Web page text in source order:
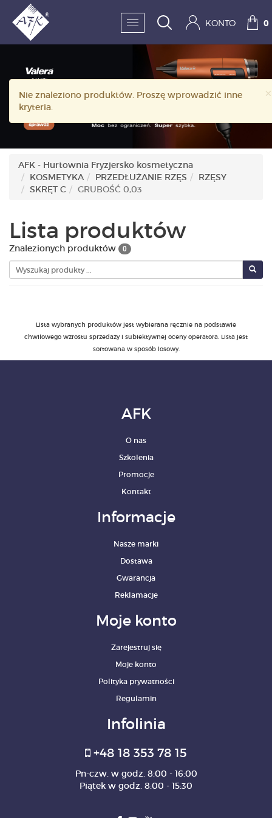
SKLEP:
FRYZJERSTWO
HIGIENA I DEZYNFEKC
PAZNOKCIE
MĘŻCZYZNA
POLECAMY
SZKOLENIA
O NAS
KONTO 0
AFK - Hurtownia Fryzjersko kosmetyczna
KOSMETYKA
PRZEDŁUŻANIE RZĘS
RZĘSY
SKRĘT C
GRUBOŚĆ 0,03
Lista produktów
Znalezionych produktów 0
×
Nie znaleziono produktów. Proszę wprowadzić inne
kryteria.
Lista wybranych produktów jest wybierana ręcznie na podstawie
chwilowego wzrostu sprzedaży i subiektywnej oceny operatora. Lista jest
sortowana w sposób losowy.
AFK
O nas
Szkolenia
Promocje
Kontakt
Informacje
Nasze marki
Dostawa
Gwarancja
Reklamacje
Moje konto
Zarejestruj się
Moje konto
Polityka prywatności
Regulamin
Infolinia
+48 18 353 78 15
Pn-czw. w godz. 8:00 - 16:00
Piątek w godz. 8:00 - 15:30